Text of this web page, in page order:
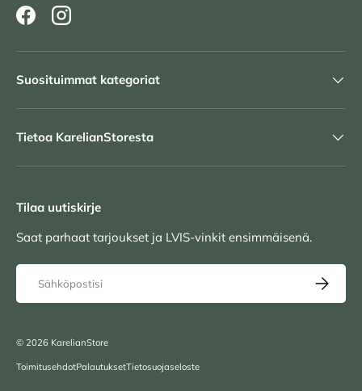
FacebookInstagram
Suosituimmat kategoriat
Tietoa KarelianStoresta
Tilaa uutiskirje
Saat parhaat tarjoukset ja LVIS-vinkit ensimmäisenä.
Sähköposti
TILAA
© 2026 KarelianStore
ToimitusehdotPalautuksetTietosuojaseloste